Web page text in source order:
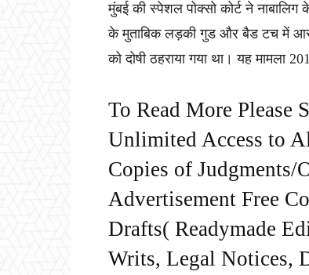
मुंबई की स्पेशल पोक्सो कोर्ट ने
के मुताबिक लड़की गुड और बैड टच में
को दोषी ठहराया गया था। यह मामला
To Read More Please
Unlimited Access to
Copies of Judgments/
Advertisement Free
Drafts( Readymade
Writs, Legal Notices,